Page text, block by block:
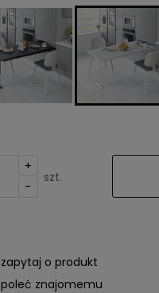
+
-
szt.
zapytaj o produkt
poleć znajomemu